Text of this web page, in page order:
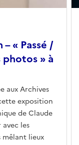
« Passé /
» à
aux Archives
exposition
de Claude
les
mêlant lieux